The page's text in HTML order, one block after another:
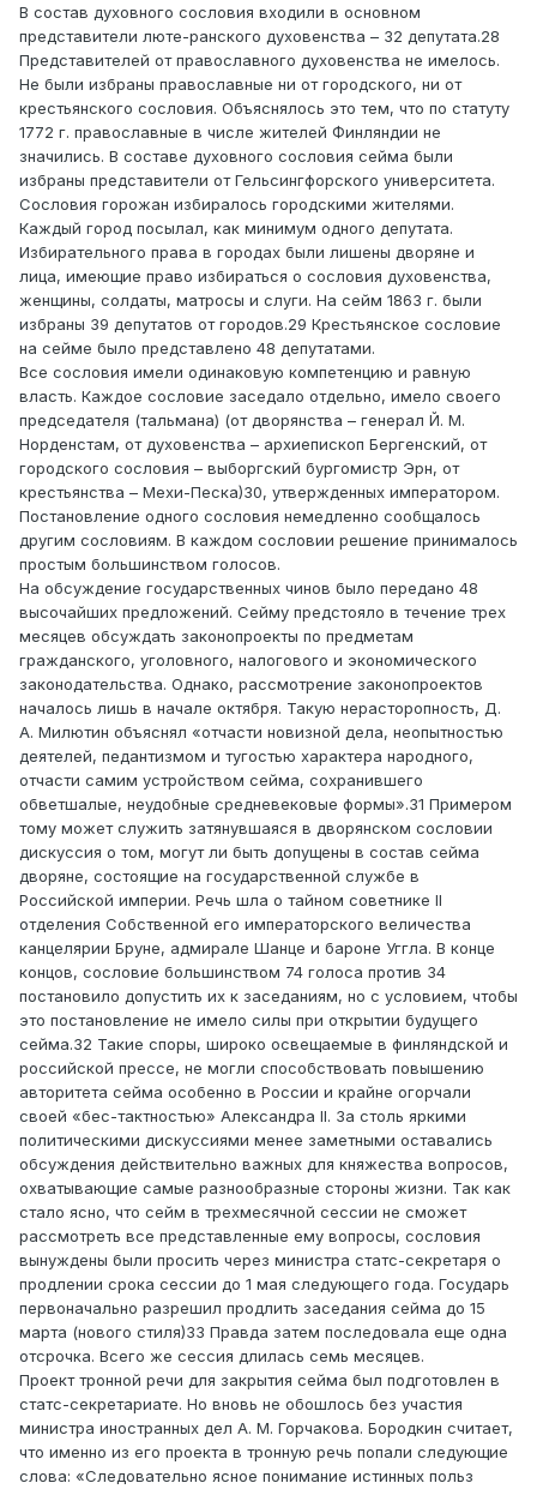
В состав духовного сословия входили в основном
представители люте-ранского духовенства – 32 депутата.28
Представителей от православного духовенства не имелось.
Не были избраны православные ни от городского, ни от
крестьянского сословия. Объяснялось это тем, что по статуту
1772 г. православные в числе жителей Финляндии не
значились. В составе духовного сословия сейма были
избраны представители от Гельсингфорского университета.
Сословия горожан избиралось городскими жителями.
Каждый город посылал, как минимум одного депутата.
Избирательного права в городах были лишены дворяне и
лица, имеющие право избираться о сословия духовенства,
женщины, солдаты, матросы и слуги. На сейм 1863 г. были
избраны 39 депутатов от городов.29 Крестьянское сословие
на сейме было представлено 48 депутатами.
Все сословия имели одинаковую компетенцию и равную
власть. Каждое сословие заседало отдельно, имело своего
председателя (тальмана) (от дворянства – генерал Й. М.
Норденстам, от духовенства – архиепископ Бергенский, от
городского сословия – выборгский бургомистр Эрн, от
крестьянства – Мехи-Песка)30, утвержденных императором.
Постановление одного сословия немедленно сообщалось
другим сословиям. В каждом сословии решение принималось
простым большинством голосов.
На обсуждение государственных чинов было передано 48
высочайших предложений. Сейму предстояло в течение трех
месяцев обсуждать законопроекты по предметам
гражданского, уголовного, налогового и экономического
законодательства. Однако, рассмотрение законопроектов
началось лишь в начале октября. Такую нерасторопность, Д.
А. Милютин объяснял «отчасти новизной дела, неопытностью
деятелей, педантизмом и тугостью характера народного,
отчасти самим устройством сейма, сохранившего
обветшалые, неудобные средневековые формы».31 Примером
тому может служить затянувшаяся в дворянском сословии
дискуссия о том, могут ли быть допущены в состав сейма
дворяне, состоящие на государственной службе в
Российской империи. Речь шла о тайном советнике II
отделения Собственной его императорского величества
канцелярии Бруне, адмирале Шанце и бароне Уггла. В конце
концов, сословие большинством 74 голоса против 34
постановило допустить их к заседаниям, но с условием, чтобы
это постановление не имело силы при открытии будущего
сейма.32 Такие споры, широко освещаемые в финляндской и
российской прессе, не могли способствовать повышению
авторитета сейма особенно в России и крайне огорчали
своей «бес-тактностью» Александра II. За столь яркими
политическими дискуссиями менее заметными оставались
обсуждения действительно важных для княжества вопросов,
охватывающие самые разнообразные стороны жизни. Так как
стало ясно, что сейм в трехмесячной сессии не сможет
рассмотреть все представленные ему вопросы, сословия
вынуждены были просить через министра статс-секретаря о
продлении срока сессии до 1 мая следующего года. Государь
первоначально разрешил продлить заседания сейма до 15
марта (нового стиля)33 Правда затем последовала еще одна
отсрочка. Всего же сессия длилась семь месяцев.
Проект тронной речи для закрытия сейма был подготовлен в
статс-секретариате. Но вновь не обошлось без участия
министра иностранных дел А. М. Горчакова. Бородкин считает,
что именно из его проекта в тронную речь попали следующие
слова: «Следовательно ясное понимание истинных польз